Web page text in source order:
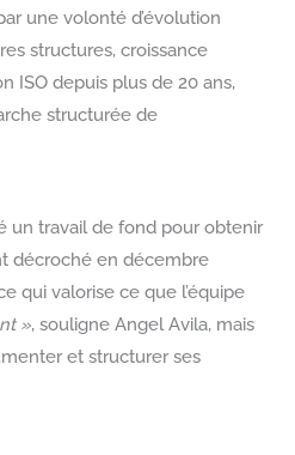
une volonté d’évolution
structures, croissance
ISO depuis plus de 20 ans,
structurée de
un travail de fond pour obtenir
décroché en décembre
qui valorise ce que l’équipe
», souligne Angel Avila, mais
et structurer ses